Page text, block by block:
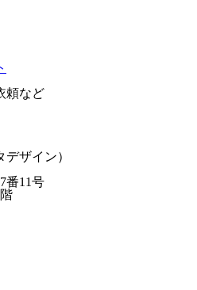
頼など
ザイン）
番11号